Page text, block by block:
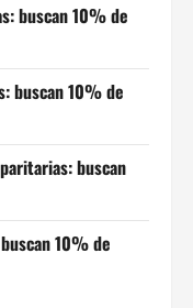
buscan 10% de
buscan 10% de
buscan
10% de